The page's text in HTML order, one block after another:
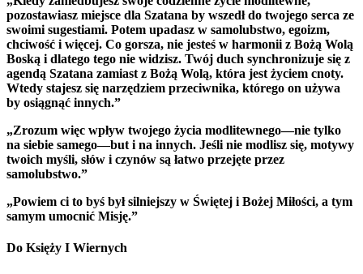
pozostawiasz miejsce dla Szatana by wszedł do twojego serca ze
swoimi sugestiami. Potem upadasz w samolubstwo, egoizm,
chciwość i więcej. Co gorsza, nie jesteś w harmonii z Bożą Wolą
Boską i dlatego tego nie widzisz. Twój duch synchronizuje się z
agendą Szatana zamiast z Bożą Wolą, która jest życiem cnoty.
Wtedy stajesz się narzędziem przeciwnika, którego on używa
by osiągnąć innych.”
„Zrozum więc wpływ twojego życia modlitewnego—nie tylko
na siebie samego—but i na innych. Jeśli nie modlisz się, motywy
twoich myśli, słów i czynów są łatwo przejęte przez
samolubstwo.”
„Powiem ci to byś był silniejszy w Świętej i Bożej Miłości, a tym
samym umocnić Misję.”
Do Księży I Wiernych